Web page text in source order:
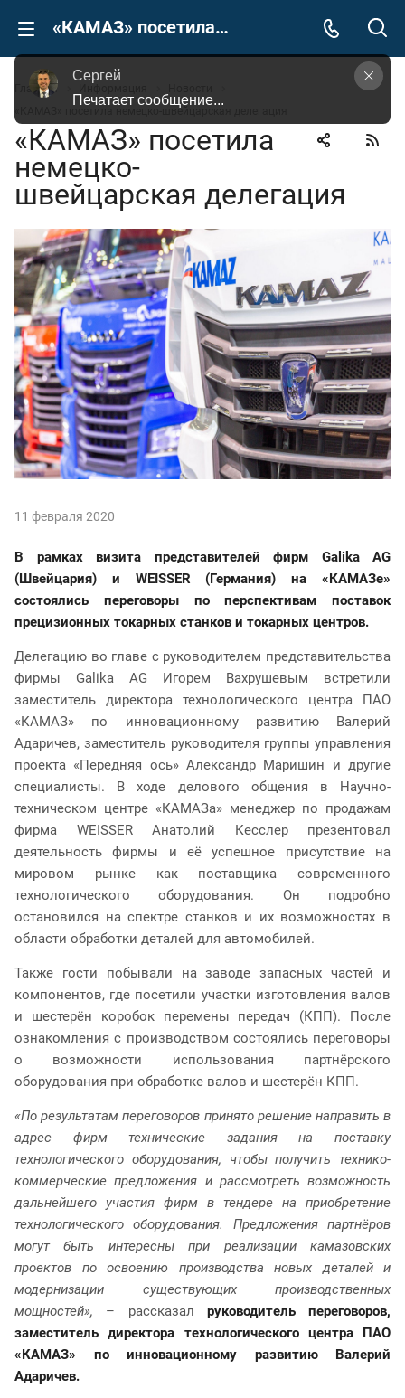
«КАМАЗ» посетила немецко-швейцарская делегация
Главная
«КАМАЗ» посетила немецко-швейцарская делегация
«КАМАЗ» посетила
немецко-
швейцарская делегация
11 февраля 2020
В рамках визита представителей фирм Galika AG
(Швейцария) и WEISSER (Германия)на «КАМАЗе»
состоялись переговоры по перспективам поставок
прецизионных токарных станков и токарных центров.
Делегацию во главе с руководителем представительства
фирмы Galika AG
Игорем Вахрушевым встретили
заместитель директора технологического центра ПАО
«КАМАЗ» по инновационному развитию Валерий
Адаричев, заместитель руководителя группы управления
проекта «Передняя ось» Александр Маришин и другие
специалисты. В ходе делового общения в Научно-
техническом центре «КАМАЗа» менеджер по продажам
фирма WEISSER Анатолий Кесслер презентовал
деятельность фирмы и её успешное присутствие на
мировом рынке как поставщика современного
технологического оборудования. Он подробно
остановился на спектре станков и их возможностях в
области обработки деталей для автомобилей.
Также гости побывали на заводе запасных частей и
компонентов, где посетили участки изготовления валов
и шестерён коробок перемены передач (КПП). После
ознакомления с производством состоялись переговоры
о возможности использования партнёрского
оборудования при обработке валов и шестерён КПП.
«По результатам переговоров принято решение направить в
адрес фирм технические задания на поставку
технологического оборудования, чтобы получить технико-
коммерческие предложения и рассмотреть возможность
дальнейшего участия фирм в тендере на приобретение
технологического оборудования. Предложения партнёров
могут быть интересны при реализации камазовских
проектов по освоению производства новых деталей и
модернизации существующих производственных
мощностей», – рассказал руководитель переговоров,
заместитель директора технологического центра ПАО
«КАМАЗ» по инновационному развитию Валерий
Адаричев.
Сергей
Задайте Ваш вопрос, просто кликнув на это
поле